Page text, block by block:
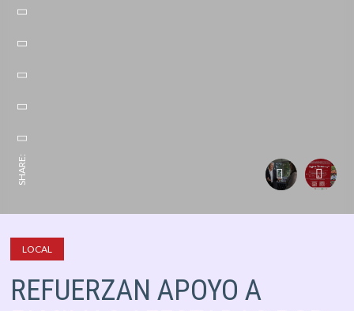
SHARE:
LOCAL
REFUERZAN APOYO A